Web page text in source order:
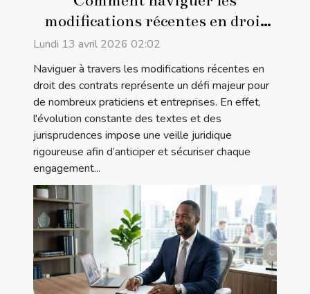
modifications récentes en droit
des contrats ?
Lundi 13 avril 2026 02:02
Naviguer à travers les modifications récentes en
droit des contrats représente un défi majeur pour
de nombreux praticiens et entreprises. En effet,
l'évolution constante des textes et des
jurisprudences impose une veille juridique
rigoureuse afin d’anticiper et sécuriser chaque
engagement...